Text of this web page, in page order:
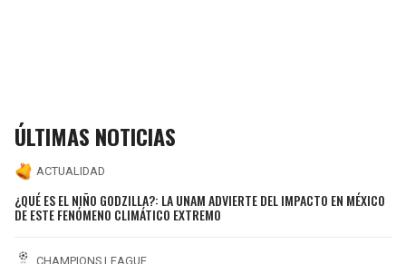
ÚLTIMAS NOTICIAS
ACTUALIDAD
¿QUÉ ES EL NIÑO GODZILLA?: LA UNAM ADVIERTE DEL IMPACTO EN MÉXICO
DE ESTE FENÓMENO CLIMÁTICO EXTREMO
CHAMPIONS LEAGUE